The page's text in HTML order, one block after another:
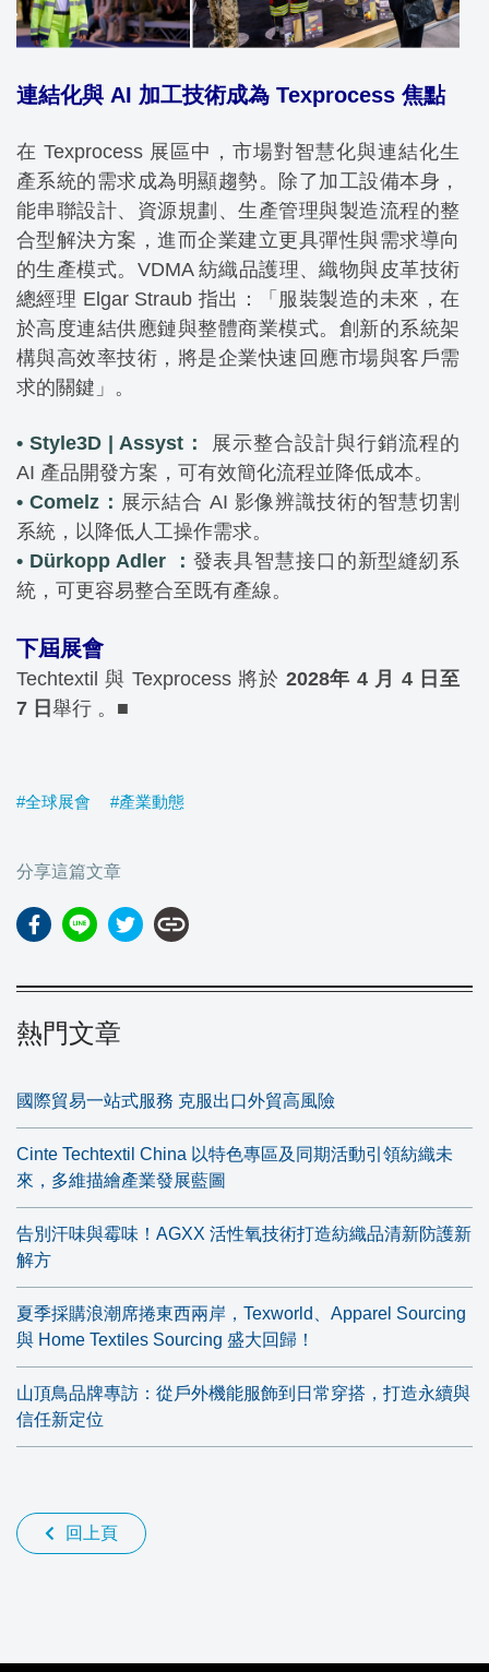
連結化與 AI 加工技術成為 Texprocess 焦點
在 Texprocess 展區中，市場對智慧化與連結化生
產系統的需求成為明顯趨勢。除了加工設備本身，
能串聯設計、資源規劃、生產管理與製造流程的整
合型解決方案，進而企業建立更具彈性與需求導向
的生產模式。VDMA 紡織品護理、織物與皮革技術
總經理 Elgar Straub 指出：「服裝製造的未來，在
於高度連結供應鏈與整體商業模式。創新的系統架
構與高效率技術，將是企業快速回應市場與客戶需
求的關鍵」。
• Style3D | Assyst：
展示整合設計與行銷流程的
AI 產品開發方案，可有效簡化流程並降低成本。
• Comelz： 展示結合 AI 影像辨識技術的智慧切割
系統，以降低人工操作需求。
• Dürkopp Adler
： 發表具智慧接口的新型縫紉系
統，可更容易整合至既有產線。
下屆展會
Techtextil 與 Texprocess 將於 2028年 4 月 4 日至
7 日 舉行 。 ■
#全球展會 #產業動態
分享這篇文章
link
熱門文章
國際貿易一站式服務 克服出口外貿高風險
Cinte Techtextil China 以特色專區及同期活動引領紡織未
來，多維描繪產業發展藍圖
告別汗味與霉味！AGXX 活性氧技術打造紡織品清新防護新
解方
夏季採購浪潮席捲東西兩岸，Texworld、Apparel Sourcing
與 Home Textiles Sourcing 盛大回歸！
山頂鳥品牌專訪：從戶外機能服飾到日常穿搭，打造永續與
信任新定位
回上頁